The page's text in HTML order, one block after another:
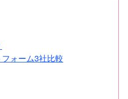
ォーム3社比較